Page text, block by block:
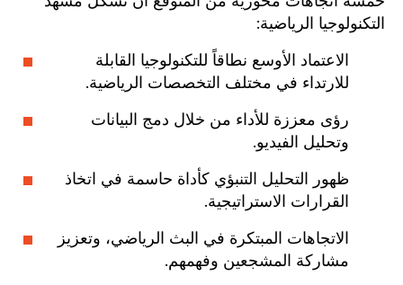
التكنولوجيا الرياضية:
الاعتماد الأوسع نطاقاً للتكنولوجيا القابلة
للارتداء في مختلف التخصصات الرياضية.
رؤى معززة للأداء من خلال دمج البيانات
وتحليل الفيديو.
ظهور التحليل التنبؤي كأداة حاسمة في اتخاذ
القرارات الاستراتيجية.
الاتجاهات المبتكرة في البث الرياضي، وتعزيز
مشاركة المشجعين وفهمهم.